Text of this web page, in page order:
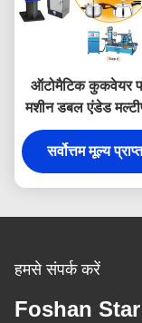
ऑटोमैटिक कुकवेयर
मशीन डबल एंडेड
सर्वोत्तम मूल्य
हमसे संपर्क करें
Foshan